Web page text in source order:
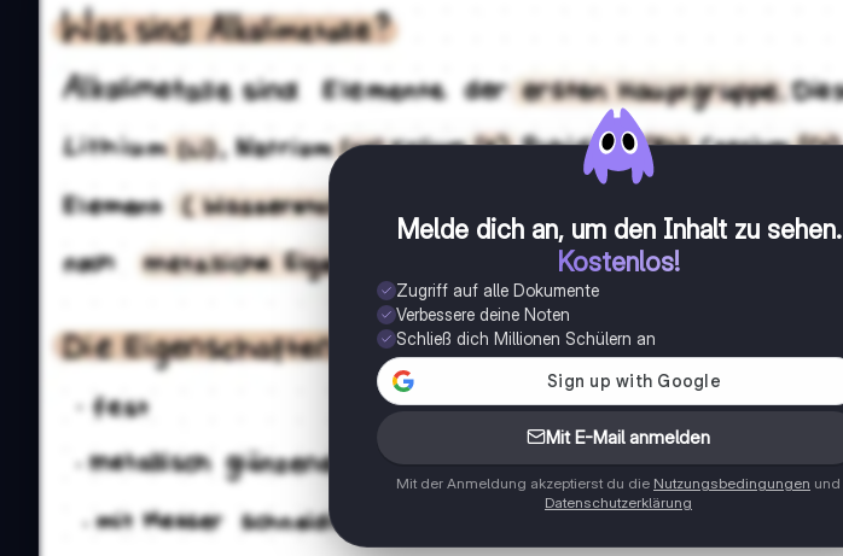
Melde dich an, um den Inhalt zu sehen.
Kostenlos!
Zugriff auf alle Dokumente
Verbessere deine Noten
Schließ dich Millionen Schülern an
Mit E-Mail anmelden
Mit der Anmeldung akzeptierst du die Nutzungsbedingungen und
Datenschutzerklärung